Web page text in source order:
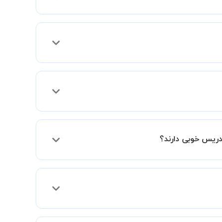
در استادبانک را دریافت میکند.
خوبی دارند؟
اختلاف هزینه آنها با اساتید دیگر به دلیل
و به سطح مطلوب خود برسید.